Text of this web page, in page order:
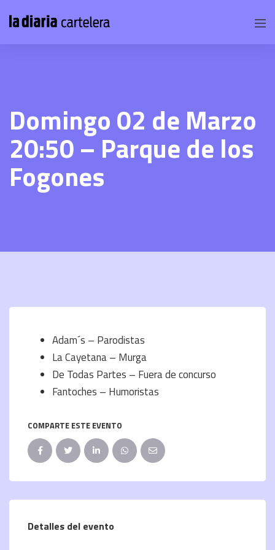
Domingo 02 de Marzo
20:50 – Parque de los
Fogones
Adam´s – Parodistas
La Cayetana – Murga
De Todas Partes – Fuera de concurso
Fantoches – Humoristas
COMPARTE ESTE EVENTO
Detalles del evento